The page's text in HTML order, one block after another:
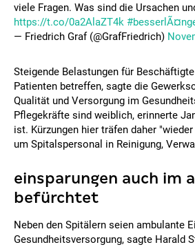
viele Fragen. Was sind die Ursachen
https://t.co/0a2AlaZT4k
— Friedrich Graf (@GrafFriedrich)
Steigende Belastungen für
Patienten betreffen, sagte die
Qualität und Versorgung im
Pflegekräfte sind weiblich, erinnerte
ist. Kürzungen hier träfen daher
um Spitalspersonal in Reinigung,
einsparungen auch im
befürchtet
Neben den Spitälern seien ambulante
Gesundheitsversorgung, sagte Harald